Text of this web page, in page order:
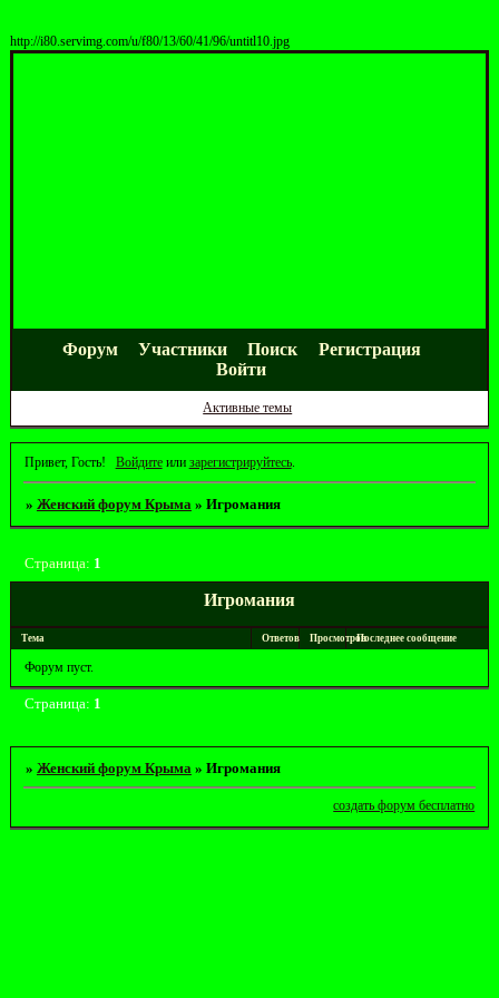
http://i80.servimg.com/u/f80/13/60/41/96/untitl10.jpg
Форум Участники Поиск
Регистрация
Войти
Активные темы
Привет, Гость! Войдитеили зарегистрируйтесь.
» Женский форум Крыма » Игромания
Игромания
Страница: 1
Тема Ответов ПросмотровПоследнее сообщение
Форум пуст.
Страница: 1
» Женский форум Крыма » Игромания
создать форум бесплатно